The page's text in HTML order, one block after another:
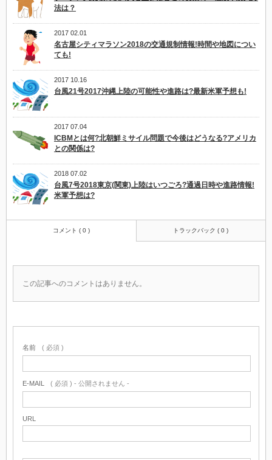
法は？
2017 02.01
名古屋シティマラソン2018の交通規制情報!時間や地図につい
ても!
2017 10.16
台風21号2017沖縄上陸の可能性や進路は?最新米軍予想も!
2017 07.04
ICBMとは何?北朝鮮ミサイル問題で今後はどうなる?アメリカ
との関係は?
2018 07.02
台風7号2018東京(関東)上陸はいつごろ?通過日時や進路情報!
米軍予想は?
コメント ( 0 ) トラックバック ( 0 )
この記事へのコメントはありません。
名前 ( 必須 )
E-MAIL ( 必須 ) - 公開されません -
URL